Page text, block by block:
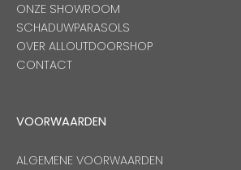
ONZE SHOWROOM
SCHADUWPARASOLS
OVER ALLOUTDOORSHOP
CONTACT
VOORWAARDEN
ALGEMENE VOORWAARDEN